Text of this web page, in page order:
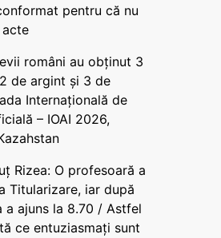
pentru că nu
români au obținut 3
de argint și 3 de
Internațională de
– IOAI 2026,
Rizea: O profesoară a
Titularizare, iar după
ajuns la 8.70 / Astfel
ce entuziasmați sunt